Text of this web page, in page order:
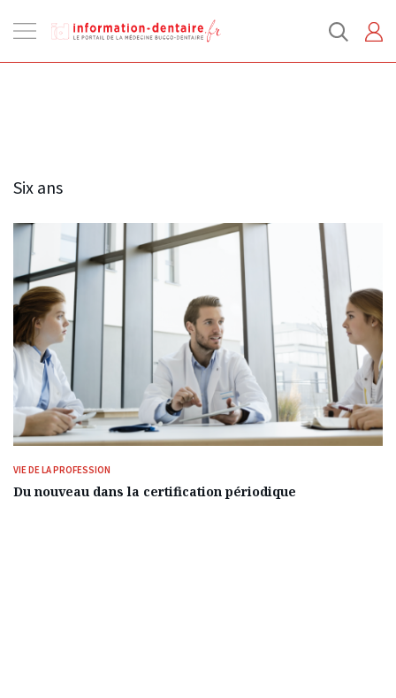
la
Six ans
VIE DE LA PROFESSION
Du nouveau dans la certification périodique